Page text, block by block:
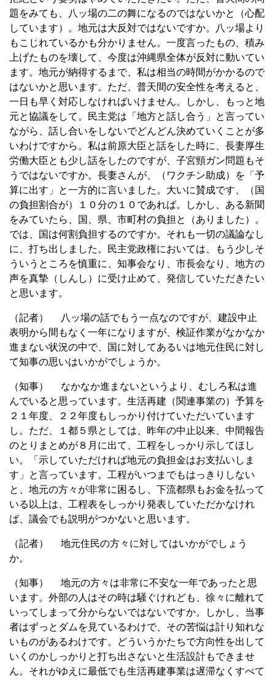
題をみても、八ッ場の二の舞になるのではないかと（心配
しています）。地元は大反対ではないですか。八ッ場より
もこじれているかも分かりません。一度言ったもの、積み
上げたものを壊して、今度は沖縄県全体が反対に動いてい
ます。地元が納得するまで、私は相当の時間がかかるので
はないかと思います。ただ、普天間の安全性を考えると、
一日も早く対応しなければいけません。しかし、もっと地
元と協議をして。民主党は「地方と話し合う」と言ってい
ながら、話し合いをしないでどんどん決めていくことが多
いわけですから。私は前原大臣と話をした時に、長妻厚生
労働大臣とも少し話をしたのですが、子宮頸ガン問題もそ
うではないですか。長妻さんが、（ワクチン助成）を「予
算に出す」と一方的に言いました。大いに賛成です、（国
の負担割合が）１０分の１０であれば。しかし、ある新聞
をみていたら、国、県、市町村の負担と（ありました）。
では、国は何割負担するのですか。それも一切の議論なし
に、打ち出しました。民主党政権においては、もう少しそ
ういうところを慎重に、知事会なり、市長会なり、地方の
声を真摯（しんし）に受け止めて、発信していただきたい
と思います。
（記者） 八ッ場の話でもう一点なのですが、建設中止
表明から間もなく一年になりますが、検証作業がなかなか
進まない状況の中で、国に対してあるいは地元住民に対し
て知事の思いはいかがでしょうか。
（知事） なかなか進まないというより、むしろ私は進
んでいると思っています。生活再建（関連事業の）予算を
２１年度、２２年度もしっかり付けていただいています
し。ただ、１都５県としては、昨年の中止以来、中間報告
のとりまとめが８月に出て、工程をしっかり示してほし
い。「示していただければ地元の負担金はお支払いしま
す」と言っています。工程がいつまでもはっきりしない
と、地元の方々が非常に困るし、下流都県もお金を払って
いる以上は、工程表をしっかり発表していただかなけれ
ば、議会でも説明がつかないと思います。
（記者） 地元住民の方々に対してはいかがでしょう
か。
（知事） 地元の方々は非常に不安な一年であったと思
います。外部の人はその時は騒ぐけれども、徐々に離れて
いってしまって分からないではないですか。しかし、当事
者はずっとダムを見ているわけで、その苦悩は計り知れな
いものがあるわけです。どういうかたちで方向性を出して
いくのかしっかりと打ち出さないと生活設計もできませ
ん。それがゆえに最低でも生活再建事業は遅滞なくすべて